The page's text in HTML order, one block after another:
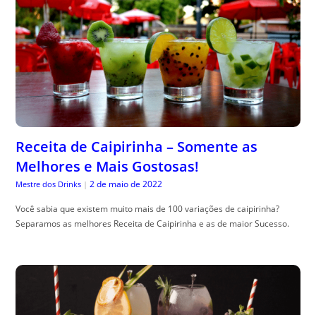
Receita de Caipirinha – Somente as
Melhores e Mais Gostosas!
Mestre dos Drinks | 2 de maio de 2022
Você sabia que existem muito mais de 100 variações de caipirinha?
Separamos as melhores Receita de Caipirinha e as de maior Sucesso.